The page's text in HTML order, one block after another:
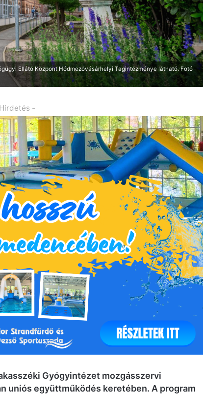
Ellátó Központ Hódmezővásárhelyi Tagintézménye látható. Fotó
-
Gyógyintézet mozgásszervi
uniós együttműködés keretében. A program